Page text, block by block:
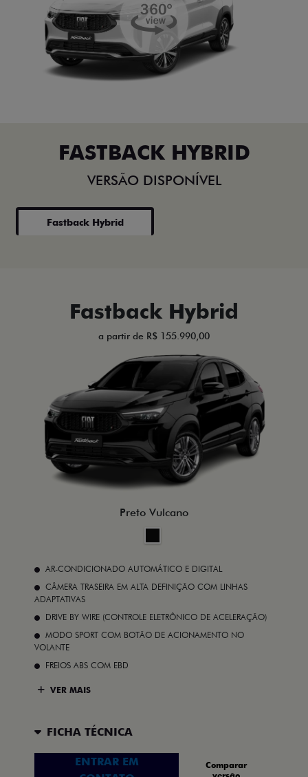
FASTBACK HYBRID
VERSÃO DISPONÍVEL
Fastback Hybrid
Fastback Hybrid
a partir de R$ 155.990,00
Preto Vulcano
AR-CONDICIONADO AUTOMÁTICO E DIGITAL
CÂMERA TRASEIRA EM ALTA DEFINIÇÃO COM LINHAS
ADAPTATIVAS
DRIVE BY WIRE (CONTROLE ELETRÔNICO DE ACELERAÇÃO)
MODO SPORT COM BOTÃO DE ACIONAMENTO NO
VOLANTE
FREIOS ABS COM EBD
VER MAIS
FICHA TÉCNICA
ENTRAR EM
Comparar